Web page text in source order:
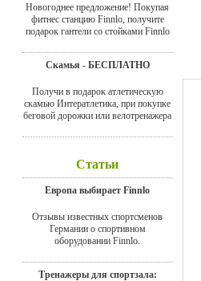
Новогоднее предложение! Покупая
фитнес станцию Finnlo, получите
подарок гантели со стойками Finnlo
Скамья - БЕСПЛАТНО
Получи в подарок атлетическую
скамью Интератлетика, при покупке
беговой дорожки или велотренажера
Статьи
Европа выбирает Finnlo
Отзывы известных спортсменов
Германии о спортивном
оборудовании Finnlo.
Тренажеры для спортзала: